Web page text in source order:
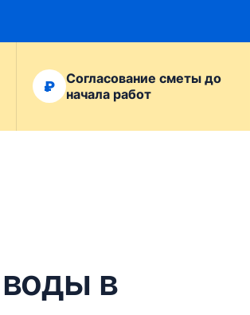
₽
Согласование сметы до
начала работ
в